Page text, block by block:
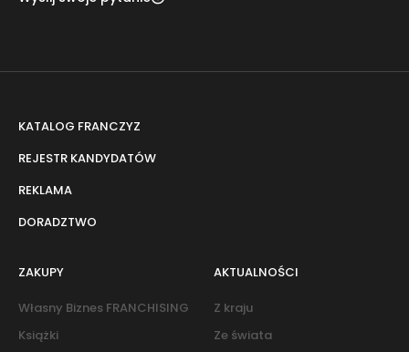
KATALOG FRANCZYZ
REJESTR KANDYDATÓW
REKLAMA
DORADZTWO
ZAKUPY
Własny Biznes FRANCHISING
Książki
AKTUALNOŚCI
Z kraju
Ze świata